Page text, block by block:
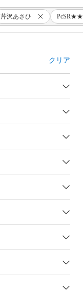
芹沢あさひ PcSR★★
クリア